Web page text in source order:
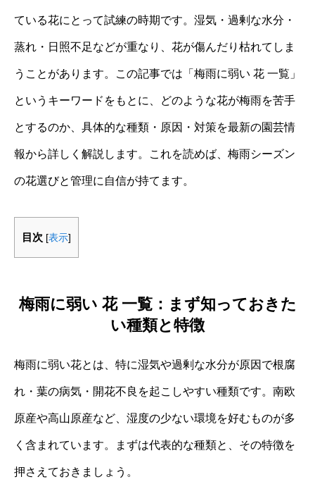
ている花にとって試練の時期です。湿気・過剰な水分・
蒸れ・日照不足などが重なり、花が傷んだり枯れてしま
うことがあります。この記事では「梅雨に弱い 花 一覧」
というキーワードをもとに、どのような花が梅雨を苦手
とするのか、具体的な種類・原因・対策を最新の園芸情
報から詳しく解説します。これを読めば、梅雨シーズン
の花選びと管理に自信が持てます。
目次 [表示]
梅雨に弱い 花 一覧：まず知っておきた
い種類と特徴
梅雨に弱い花とは、特に湿気や過剰な水分が原因で根腐
れ・葉の病気・開花不良を起こしやすい種類です。南欧
原産や高山原産など、湿度の少ない環境を好むものが多
く含まれています。まずは代表的な種類と、その特徴を
押さえておきましょう。